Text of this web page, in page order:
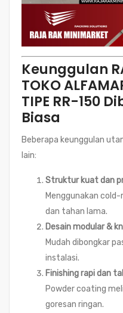
Keunggulan
TOKO
TIPE RR-150
Biasa
Beberapa keunggulan
lain:
Struktur kuat dan
Menggunakan
dan tahan lama.
Desain modular &
Mudah dibongkar
instalasi.
Finishing rapi dan
Powder coating
goresan ringan.